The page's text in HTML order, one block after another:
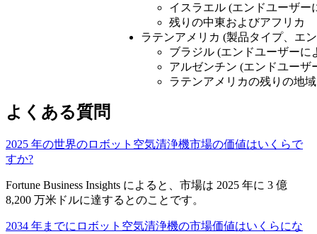
イスラエル (エンドユーザー
残りの中東およびアフリカ
ラテンアメリカ (製品タイプ、エ
ブラジル (エンドユーザーに
アルゼンチン (エンドユーザ
ラテンアメリカの残りの地域
よくある質問
2025 年の世界のロボット空気清浄機市場の価値はいくらで
すか?
Fortune Business Insights によると、市場は 2025 年に 3 億
8,200 万米ドルに達するとのことです。
2034 年までにロボット空気清浄機の市場価値はいくらにな